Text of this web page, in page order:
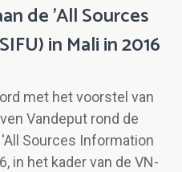
de 'All Sources
in Mali in 2016
met het voorstel van
Vandeput rond de
Sources Information
in het kader van de VN-